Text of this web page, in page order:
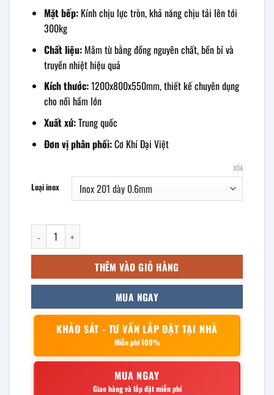
Mặt bếp:Kính chịu lực tròn, khả năng chịu tải lên tới
300kg
Chất liệu:Mâm từ bằng đồng nguyên chất, bền bỉ và
truyền nhiệt hiệu quả
Kích thước:1200x800x550mm, thiết kế chuyên dụng
cho nồi hầm lớn
Xuất xứ:Trung quốc
Đơn vị phân phối:Cơ Khí Đại Việt
Loại inox
XÓA
Bếp hầm đôi điện từ 15kw mặt phẳng kính tròn 1200x800x550mm
THÊM VÀO GIỎ HÀNG
MUA NGAY
KHẢO SÁT - TƯ VẤN LẮP ĐẶT TẠI NHÀ
Miễn phí 100%
MUA NGAY
Giao hàng và lắp đặt miễn phí